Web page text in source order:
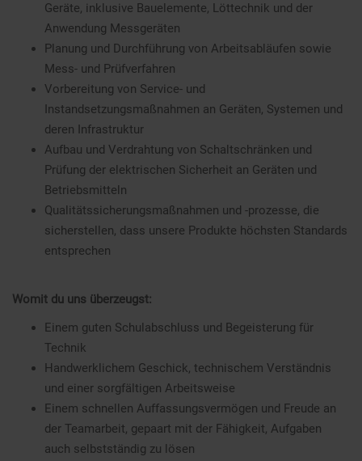
Geräte, inklusive Bauelemente, Löttechnik und der
Anwendung Messgeräten
Planung und Durchführung von Arbeitsabläufen sowie
Mess- und Prüfverfahren
Vorbereitung von Service- und
Instandsetzungsmaßnahmen an Geräten, Systemen und
deren Infrastruktur
Aufbau und Verdrahtung von Schaltschränken und
Prüfung der elektrischen Sicherheit an Geräten und
Betriebsmitteln
Qualitätssicherungsmaßnahmen und -prozesse, die
sicherstellen, dass unsere Produkte höchsten Standards
entsprechen
Womit du uns überzeugst:
Einem guten Schulabschluss und Begeisterung für
Technik
Handwerklichem Geschick, technischem Verständnis
und einer sorgfältigen Arbeitsweise
Einem schnellen Auffassungsvermögen und Freude an
der Teamarbeit, gepaart mit der Fähigkeit, Aufgaben
auch selbstständig zu lösen